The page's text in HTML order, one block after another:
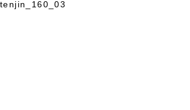
tenjin_160_03